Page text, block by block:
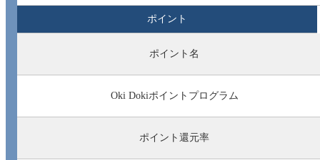
ポイント
ポイント名
Oki Dokiポイントプログラム
ポイント還元率